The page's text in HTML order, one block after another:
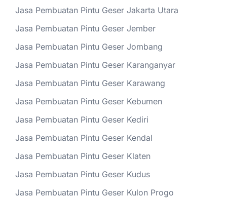
Jasa Pembuatan Pintu Geser Jakarta Utara
Jasa Pembuatan Pintu Geser Jember
Jasa Pembuatan Pintu Geser Jombang
Jasa Pembuatan Pintu Geser Karanganyar
Jasa Pembuatan Pintu Geser Karawang
Jasa Pembuatan Pintu Geser Kebumen
Jasa Pembuatan Pintu Geser Kediri
Jasa Pembuatan Pintu Geser Kendal
Jasa Pembuatan Pintu Geser Klaten
Jasa Pembuatan Pintu Geser Kudus
Jasa Pembuatan Pintu Geser Kulon Progo